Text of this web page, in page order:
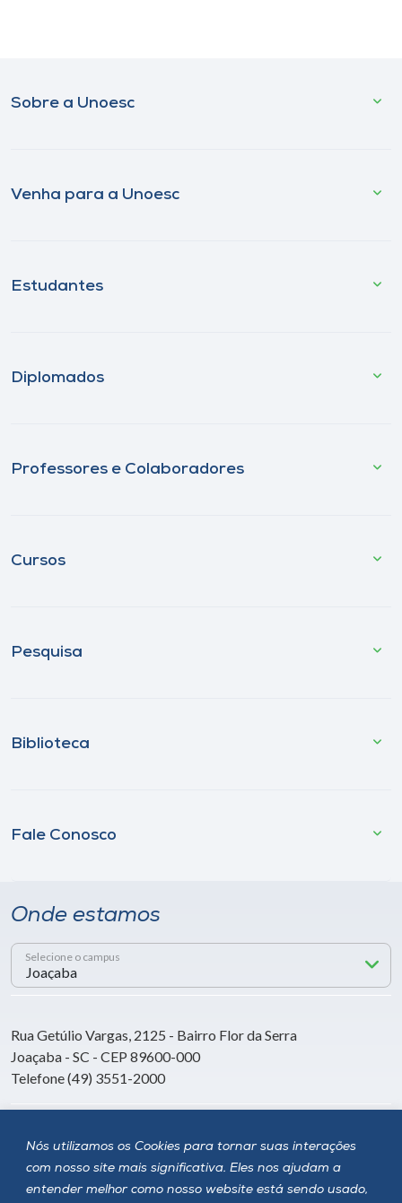
Nós utilizamos os Cookies para tornar suas interações
com nosso site mais significativa. Eles nos ajudam a
entender melhor como nosso website está sendo usado,
Sobre a Unoesc
Venha para a Unoesc
Estudantes
Diplomados
Professores e Colaboradores
Cursos
Pesquisa
Biblioteca
Fale Conosco
Onde estamos
Selecione o campus
Rua Getúlio Vargas, 2125 - Bairro Flor da Serra
Joaçaba - SC - CEP 89600-000
Telefone (49) 3551-2000
Siga a Unoesc